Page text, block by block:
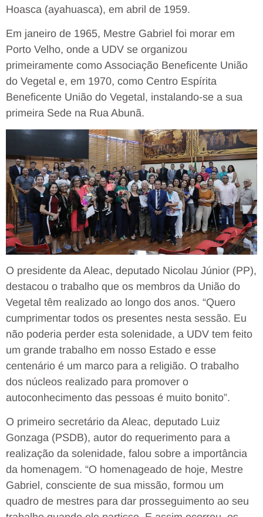
Hoasca (ayahuasca), em abril de 1959.
Em janeiro de 1965, Mestre Gabriel foi morar em
Porto Velho, onde a UDV se organizou
primeiramente como Associação Beneficente União
do Vegetal e, em 1970, como Centro Espírita
Beneficente União do Vegetal, instalando-se a sua
primeira Sede na Rua Abunã.
O presidente da Aleac, deputado Nicolau Júnior (PP),
destacou o trabalho que os membros da União do
Vegetal têm realizado ao longo dos anos. “Quero
cumprimentar todos os presentes nesta sessão. Eu
não poderia perder esta solenidade, a UDV tem feito
um grande trabalho em nosso Estado e esse
centenário é um marco para a religião. O trabalho
dos núcleos realizado para promover o
autoconhecimento das pessoas é muito bonito”.
O primeiro secretário da Aleac, deputado Luiz
Gonzaga (PSDB), autor do requerimento para a
realização da solenidade, falou sobre a importância
da homenagem. “O homenageado de hoje, Mestre
Gabriel, consciente de sua missão, formou um
quadro de mestres para dar prosseguimento ao seu